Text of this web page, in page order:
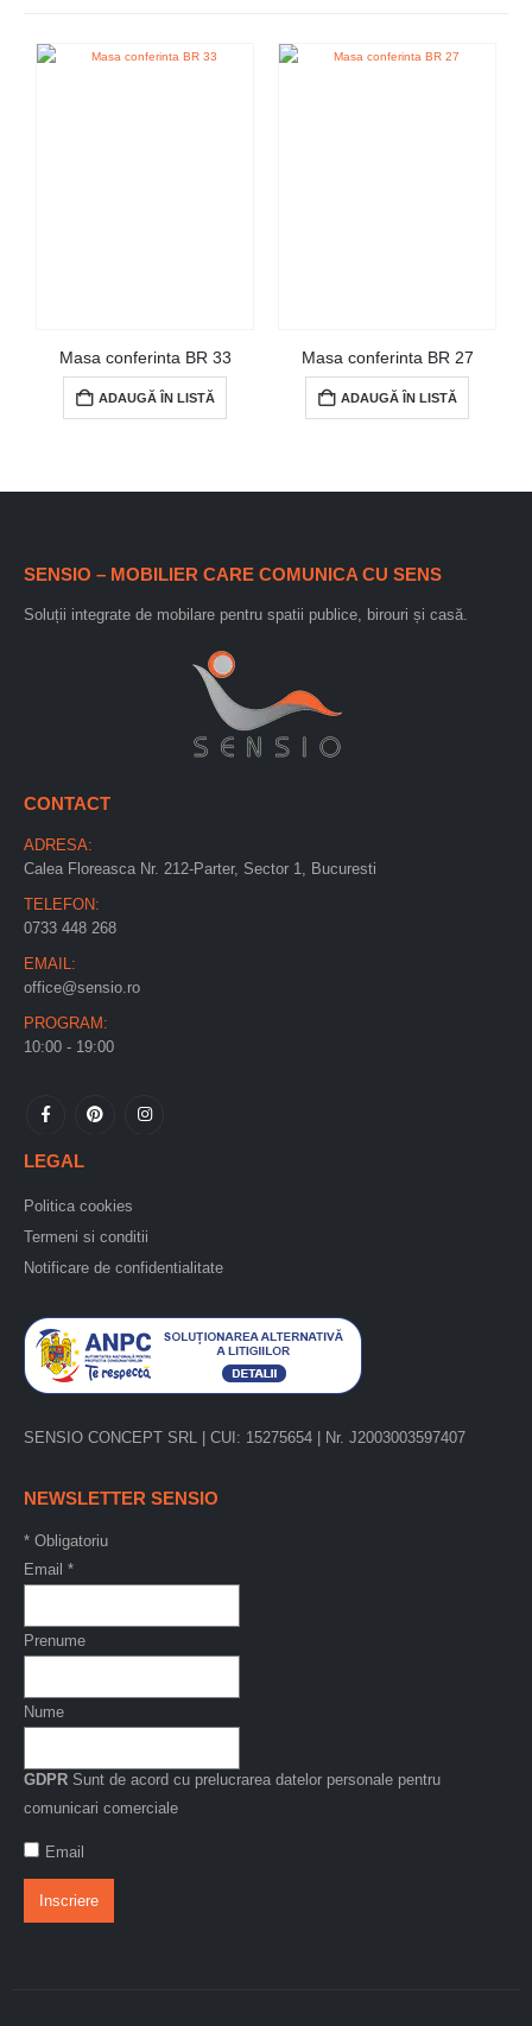
Masa conferinta BR 33
ADAUGĂ ÎN LISTĂ
Masa conferinta BR 27
ADAUGĂ ÎN LISTĂ
SENSIO – MOBILIER CARE COMUNICA CU SENS
Soluții integrate de mobilare pentru spatii publice, birouri și casă.
CONTACT
ADRESA:
Calea Floreasca Nr. 212-Parter, Sector 1, Bucuresti
TELEFON:
0733 448 268
EMAIL:
office@sensio.ro
PROGRAM:
10:00 - 19:00
LEGAL
Politica cookies
Termeni si conditii
Notificare de confidentialitate
SENSIO CONCEPT SRL | CUI: 15275654 | Nr. J2003003597407
NEWSLETTER SENSIO
* Obligatoriu
Email *
Prenume
Nume
GDPR Sunt de acord cu prelucrarea datelor personale pentru
comunicari comerciale
Email